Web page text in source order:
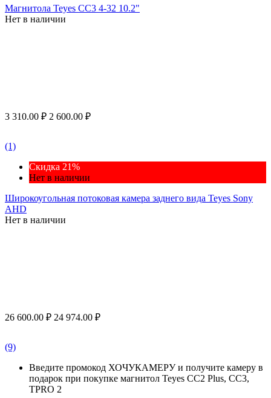
Магнитола Teyes CC3 4-32 10.2"
Нет в наличии
3 310.00 ₽ 2 600.00 ₽
(1)
Скидка 21%
Нет в наличии
Широкоугольная потоковая камера заднего вида Teyes Sony
AHD
Нет в наличии
26 600.00 ₽ 24 974.00 ₽
(9)
Введите промокод ХОЧУКАМЕРУ и получите камеру в
подарок при покупке магнитол Teyes CC2 Plus, CC3,
TPRO 2